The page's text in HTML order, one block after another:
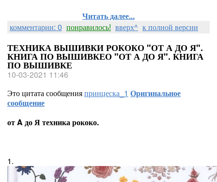
Читать далее...
комментарии: 0 понравилось! вверх^ к полной версии
ТЕХНИКА ВЫШИВКИ РОКОКО "ОТ А ДО Я".
КНИГА ПО ВЫШИВКЕО "ОТ А ДО Я". КНИГА
ПО ВЫШИВКЕ
10-03-2021 11:46
Это цитата сообщенияпринцеска_1 Оригинальное
сообщение
от A до Я техника рококо.
1.